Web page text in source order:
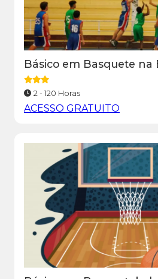
Básico em Basquete na
2 - 120 Horas
ACESSO GRATUITO